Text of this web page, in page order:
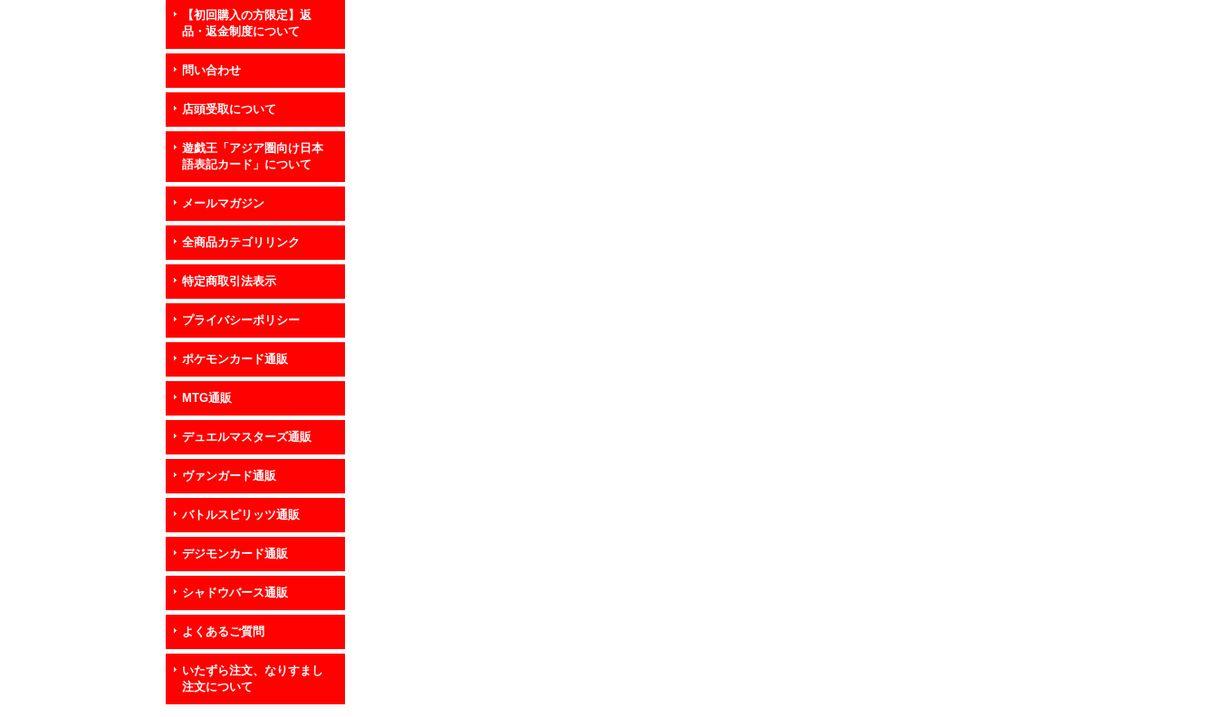
【初回購入の方限定】返
品・返金制度について
問い合わせ
店頭受取について
遊戯王「アジア圏向け日本
語表記カード」について
メールマガジン
全商品カテゴリリンク
特定商取引法表示
プライバシーポリシー
ポケモンカード通販
MTG通販
デュエルマスターズ通販
ヴァンガード通販
バトルスピリッツ通販
デジモンカード通販
シャドウバース通販
よくあるご質問
いたずら注文、なりすまし
注文について